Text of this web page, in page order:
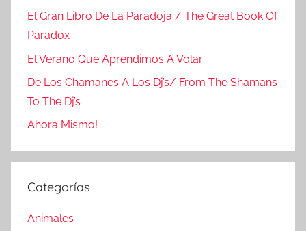
El Gran Libro De La Paradoja / The Great Book Of
Paradox
El Verano Que Aprendimos A Volar
De Los Chamanes A Los Dj’s/ From The Shamans
To The Dj’s
Ahora Mismo!
Categorías
Animales